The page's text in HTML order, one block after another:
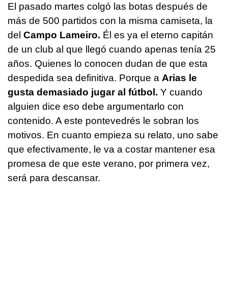
El pasado martes colgó las botas después de
más de 500 partidos con la misma camiseta, la
del Campo Lameiro. Él es ya el eterno capitán
de un club al que llegó cuando apenas tenía 25
años. Quienes lo conocen dudan de que esta
despedida sea definitiva. Porque a Arias le
gusta demasiado jugar al fútbol. Y cuando
alguien dice eso debe argumentarlo con
contenido. A este pontevedrés le sobran los
motivos. En cuanto empieza su relato, uno sabe
que efectivamente, le va a costar mantener esa
promesa de que este verano, por primera vez,
será para descansar.